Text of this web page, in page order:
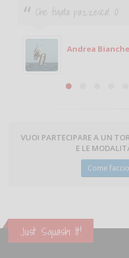
Ciao. Sono a Treviglio da
giocare. Se sei in zona e
Michele
VUOI PARTECIPARE A UN
E LE
Come
Just Squash It!